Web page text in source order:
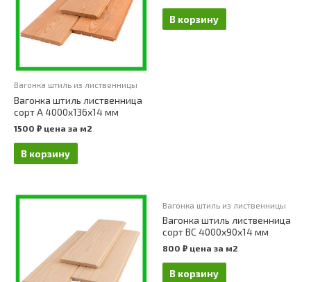
Вагонка штиль из лиственницы
Вагонка штиль лиственница
сорт А 4000х136х14 мм
1500 ₽ цена за м2
В корзину
В корзину
Вагонка штиль из лиственницы
Вагонка штиль лиственница
сорт ВС 4000х90х14 мм
800 ₽ цена за м2
В корзину